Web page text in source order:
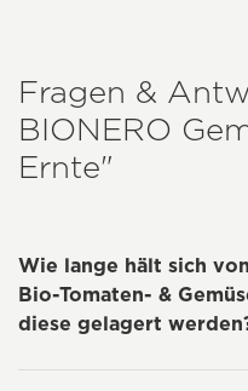
Fragen &
BIONERO
Ernte"
Wie lange hält sich
Bio-Tomaten- &
diese gelagert